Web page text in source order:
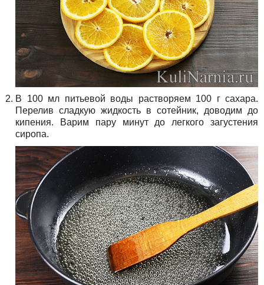
В 100 мл питьевой воды растворяем 100 г сахара.
Перелив сладкую жидкость в сотейник, доводим до
кипения. Варим пару минут до легкого загустения
сиропа.